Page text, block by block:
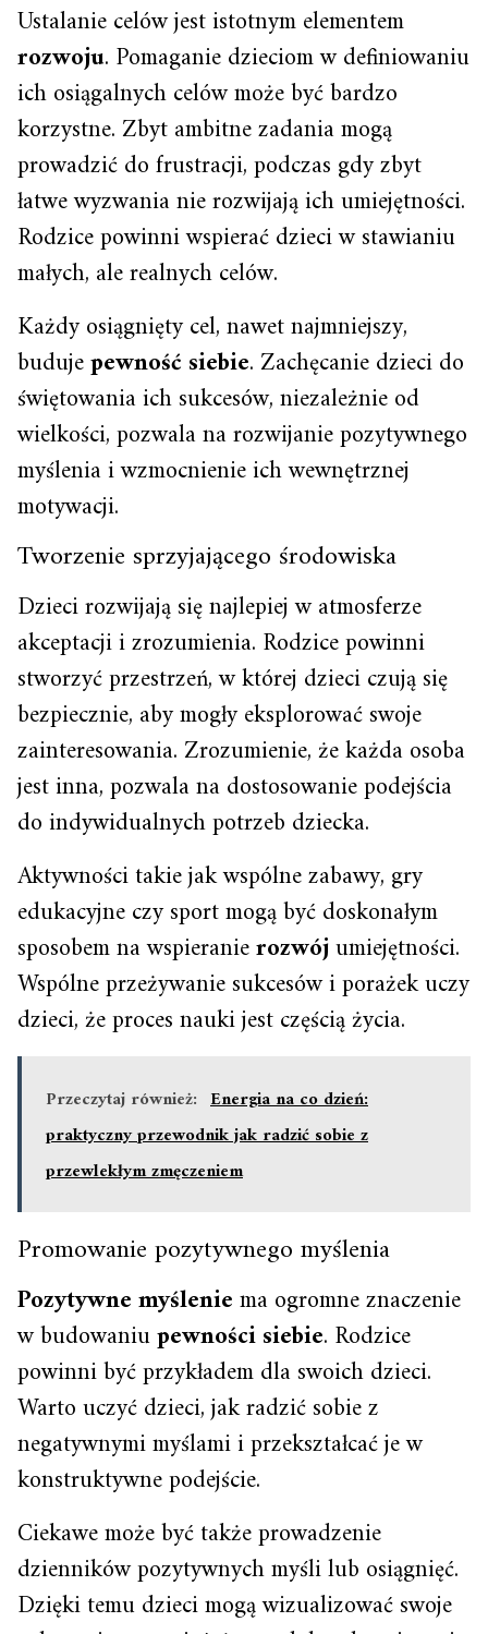
Ustalanie celów jest istotnym elementem
rozwoju. Pomaganie dzieciom w definiowaniu
ich osiągalnych celów może być bardzo
korzystne. Zbyt ambitne zadania mogą
prowadzić do frustracji, podczas gdy zbyt
łatwe wyzwania nie rozwijają ich umiejętności.
Rodzice powinni wspierać dzieci w stawianiu
małych, ale realnych celów.
Każdy osiągnięty cel, nawet najmniejszy,
budujepewność siebie. Zachęcanie dzieci do
świętowania ich sukcesów, niezależnie od
wielkości, pozwala na rozwijanie pozytywnego
myślenia i wzmocnienie ich wewnętrznej
motywacji.
Tworzenie sprzyjającego środowiska
Dzieci rozwijają się najlepiej w atmosferze
akceptacji i zrozumienia. Rodzice powinni
stworzyć przestrzeń, w której dzieci czują się
bezpiecznie, aby mogły eksplorować swoje
zainteresowania. Zrozumienie, że każda osoba
jest inna, pozwala na dostosowanie podejścia
do indywidualnych potrzeb dziecka.
Aktywności takie jak wspólne zabawy, gry
edukacyjne czy sport mogą być doskonałym
sposobem na wspieranierozwójumiejętności.
Wspólne przeżywanie sukcesów i porażek uczy
dzieci, że proces nauki jest częścią życia.
Przeczytaj również: Energia na co dzień:
praktyczny przewodnik jak radzić sobie z
przewlekłym zmęczeniem
Promowanie pozytywnego myślenia
Pozytywne myśleniema ogromne znaczenie
w budowaniupewności siebie. Rodzice
powinni być przykładem dla swoich dzieci.
Warto uczyć dzieci, jak radzić sobie z
negatywnymi myślami i przekształcać je w
konstruktywne podejście.
Ciekawe może być także prowadzenie
dzienników pozytywnych myśli lub osiągnięć.
Dzięki temu dzieci mogą wizualizować swoje